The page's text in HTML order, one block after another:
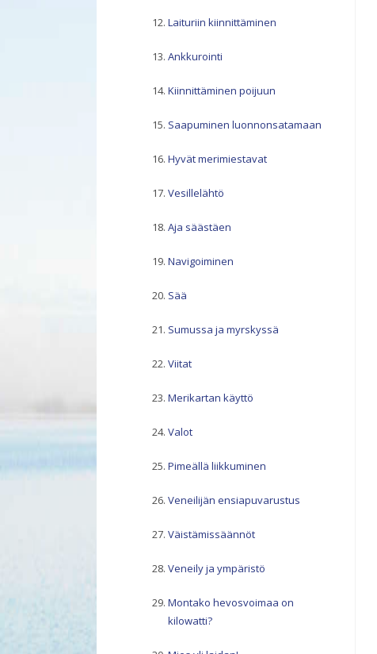
Laituriin kiinnittäminen
Ankkurointi
Kiinnittäminen poijuun
Saapuminen luonnonsatamaan
Hyvät merimiestavat
Vesillelähtö
Aja säästäen
Navigoiminen
Sää
Sumussa ja myrskyssä
Viitat
Merikartan käyttö
Valot
Pimeällä liikkuminen
Veneilijän ensiapuvarustus
Väistämissäännöt
Veneily ja ympäristö
Montako hevosvoimaa on
kilowatti?